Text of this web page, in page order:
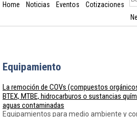
Home Noticias Eventos
Cotizaciones
Equipamiento
La remoción de COVs (compuestos
BTEX, MTBE, hidrocarburos o sustancias
aguas contaminadas
Equipamientos para medio ambiente y